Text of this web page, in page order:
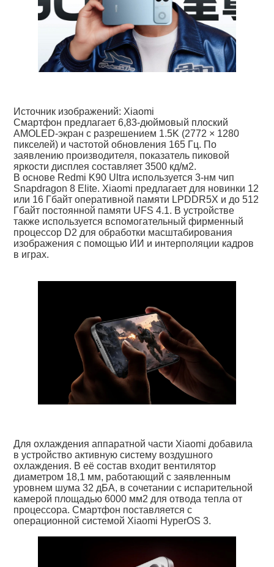
Источник изображений: Xiaomi
Смартфон предлагает 6,83-дюймовый плоский
AMOLED-экран с разрешением 1.5K (2772 × 1280
пикселей) и частотой обновления 165 Гц. По
заявлению производителя, показатель пиковой
яркости дисплея составляет 3500 кд/м2.
В основе Redmi K90 Ultra используется 3-нм чип
Snapdragon 8 Elite. Xiaomi предлагает для новинки 12
или 16 Гбайт оперативной памяти LPDDR5X и до 512
Гбайт постоянной памяти UFS 4.1. В устройстве
также используется вспомогательный фирменный
процессор D2 для обработки масштабирования
изображения с помощью ИИ и интерполяции кадров
в играх.
Для охлаждения аппаратной части Xiaomi добавила
в устройство активную систему воздушного
охлаждения. В её состав входит вентилятор
диаметром 18,1 мм, работающий с заявленным
уровнем шума 32 дБА, в сочетании с испарительной
камерой площадью 6000 мм2 для отвода тепла от
процессора. Смартфон поставляется с
операционной системой Xiaomi HyperOS 3.